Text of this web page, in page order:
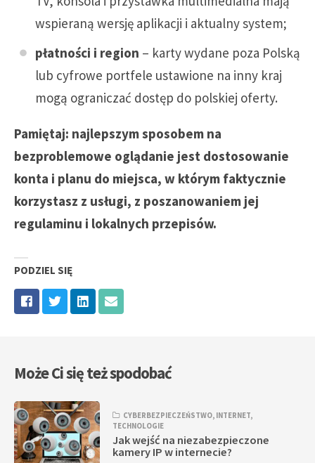
wspieraną wersję aplikacji i aktualny system;
płatności i region – karty wydane poza Polską
lub cyfrowe portfele ustawione na inny kraj
mogą ograniczać dostęp do polskiej oferty.
Pamiętaj: najlepszym sposobem na
bezproblemowe oglądanie jest dostosowanie
konta i planu do miejsca, w którym faktycznie
korzystasz z usługi, z poszanowaniem jej
regulaminu i lokalnych przepisów.
PODZIEL SIĘ
Może Ci się też spodobać
CYBERBEZPIECZEŃSTWO, INTERNET,
TECHNOLOGIE
Jak wejść na niezabezpieczone
kamery IP w internecie?